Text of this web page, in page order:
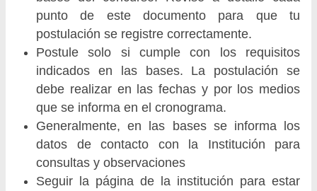
punto de este documento para que tu
postulación se registre correctamente.
Postule solo si cumple con los requisitos
indicados en las bases. La postulación se
debe realizar en las fechas y por los medios
que se informa en el cronograma.
Generalmente, en las bases se informa los
datos de contacto con la Institución para
consultas y observaciones
Seguir la página de la institución para estar